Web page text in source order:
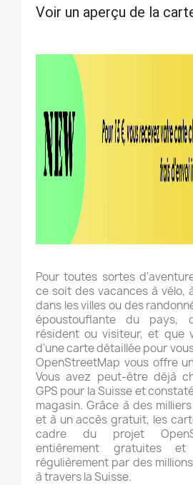
Voir un aperçu de la
Pour toutes sortes
ce soit des vacances à vélo,
dans les villes ou des
époustouflante du pays,
résident ou visiteur, et que
d'une carte détaillée pour
OpenStreetMap vous offre
Vous avez peut-être déjà
GPS pour la Suisse et
magasin. Grâce à des
et à un accès gratuit, les
cadre du projet
entièrement gratuites
régulièrement par des
à travers la Suisse.